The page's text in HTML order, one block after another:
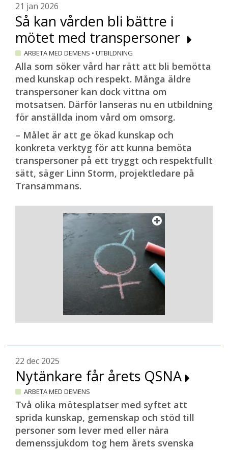
21 jan 2026
Så kan vården bli bättre i
mötet med transpersoner
ARBETA MED DEMENS • UTBILDNING
Alla som söker vård har rätt att bli bemötta
med kunskap och respekt. Många äldre
transpersoner kan dock vittna om
motsatsen. Därför lanseras nu en utbildning
för anställda inom vård om omsorg.
– Målet är att ge ökad kunskap och
konkreta verktyg för att kunna bemöta
transpersoner på ett tryggt och respektfullt
sätt, säger Linn Storm, projektledare på
Transammans.
22 dec 2025
Nytänkare får årets QSNA
ARBETA MED DEMENS
Två olika mötesplatser med syftet att
sprida kunskap, gemenskap och stöd till
personer som lever med eller nära
demenssjukdom tog hem årets svenska